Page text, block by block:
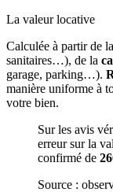
La valeur locative
Calculée à partir de la
sanitaires…), de la
garage, parking…).
manière uniforme à
votre bien.
Sur les avis
erreur sur la
confirmé de
Source :